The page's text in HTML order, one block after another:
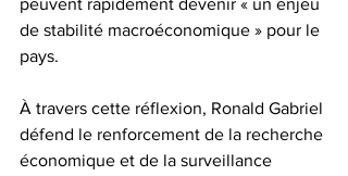
peuvent rapidement devenir « un enjeu
de stabilité macroéconomique » pour le
pays.
À travers cette réflexion, Ronald Gabriel
défend le renforcement de la recherche
économique et de la surveillance